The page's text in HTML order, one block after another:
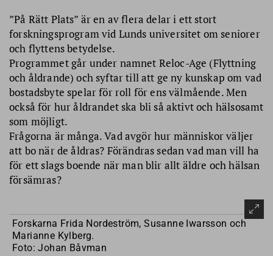
”På Rätt Plats” är en av flera delar i ett stort
forskningsprogram vid Lunds universitet om seniorer
och flyttens betydelse.
Programmet går under namnet Reloc-Age (Flyttning
och åldrande) och syftar till att ge ny kunskap om vad
bostadsbyte spelar för roll för ens välmående. Men
också för hur åldrandet ska bli så aktivt och hälsosamt
som möjligt.
Frågorna är många. Vad avgör hur människor väljer
att bo när de åldras? Förändras sedan vad man vill ha
för ett slags boende när man blir allt äldre och hälsan
försämras?
Forskarna Frida Nordeström, Susanne Iwarsson och
Marianne Kylberg.
Foto: Johan Båvman